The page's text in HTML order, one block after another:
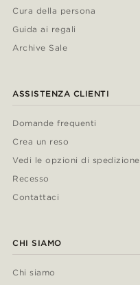
Cura della persona
Guida ai regali
Archive Sale
ASSISTENZA CLIENTI
Domande frequenti
Crea un reso
Vedi le opzioni di spedizione
Recesso
Contattaci
CHI SIAMO
Chi siamo